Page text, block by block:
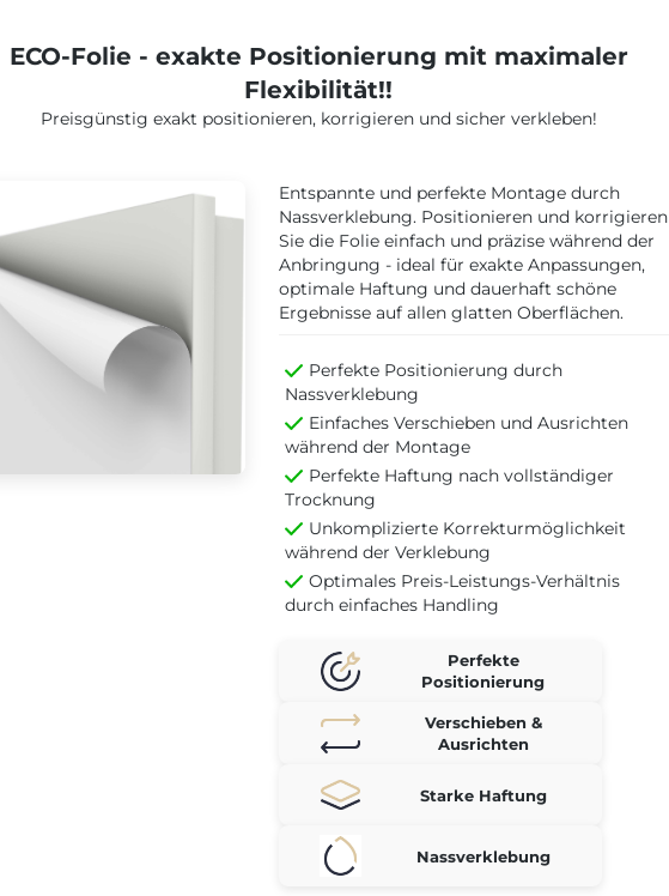
ECO-Folie - exakte Positionierung mit maximaler
Flexibilität!!
Preisgünstig exakt positionieren, korrigieren und sicher verkleben!
Entspannte und perfekte Montage durch
Nassverklebung. Positionieren und korrigieren
Sie die Folie einfach und präzise während der
Anbringung - ideal für exakte Anpassungen,
optimale Haftung und dauerhaft schöne
Ergebnisse auf allen glatten Oberflächen.
Perfekte Positionierung durch
Nassverklebung
Einfaches Verschieben und Ausrichten
während der Montage
Perfekte Haftung nach vollständiger
Trocknung
Unkomplizierte Korrekturmöglichkeit
während der Verklebung
Optimales Preis-Leistungs-Verhältnis
durch einfaches Handling
Perfekte
Positionierung
Verschieben &
Ausrichten
Starke Haftung
Nassverklebung